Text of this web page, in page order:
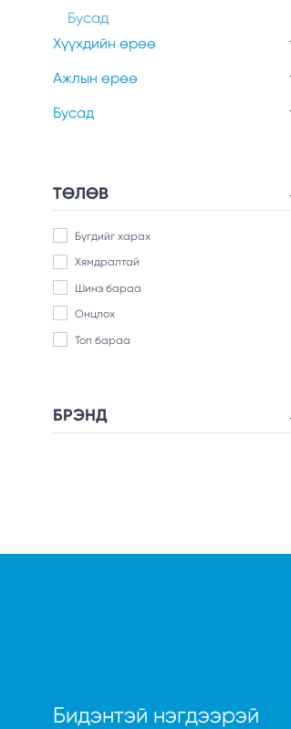
Бусад
Хүүхдийн өрөө
Ажлын өрөө
Бусад
ТӨЛӨВ
Бүгдийг харах
Хямдралтай
Шинэ бараа
Онцлох
Топ бараа
БРЭНД
Бидэнтэй нэгдээрэй